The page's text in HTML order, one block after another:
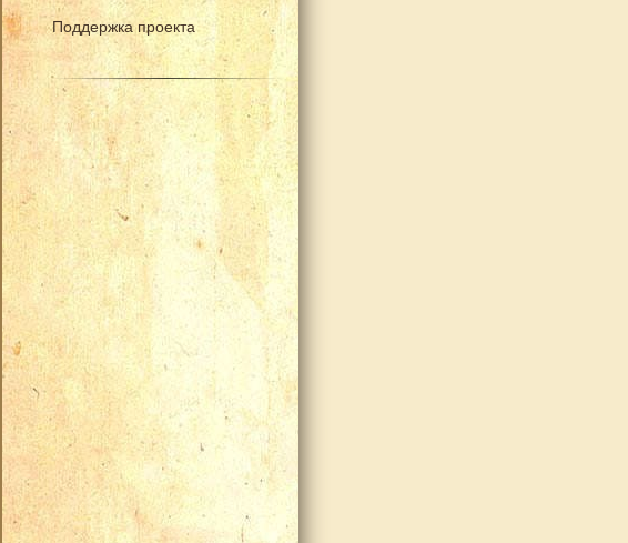
Поддержка проекта